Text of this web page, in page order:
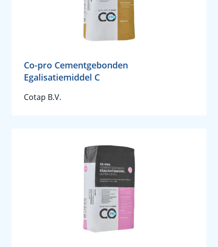
Co-pro Cementgebonden
Egalisatiemiddel C
Cotap B.V.